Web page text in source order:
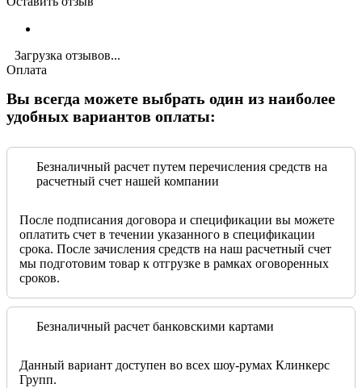
Загрузка отзывов...
Оплата
Вы всегда можете выбрать один из наиболее
удобных вариантов оплаты:
Безналичный расчет путем перечисления средств на
расчетный счет нашей компании
После подписания договора и спецификации вы можете
оплатить счет в течении указанного в спецификации
срока. После зачисления средств на наш расчетный счет
мы подготовим товар к отгрузке в рамках оговоренных
сроков.
Безналичный расчет банковскими картами
Данный вариант доступен во всех шоу-румах Клинкерс
Групп.